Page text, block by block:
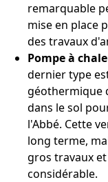
remarquable
mise en place
des travaux
Pompe à
dernier type
géothermique
dans le sol
l'Abbé. Cette
long terme,
gros travaux
considérable.